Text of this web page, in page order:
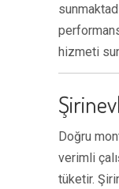
hizmeti
Doğru
verimli
tüketir.